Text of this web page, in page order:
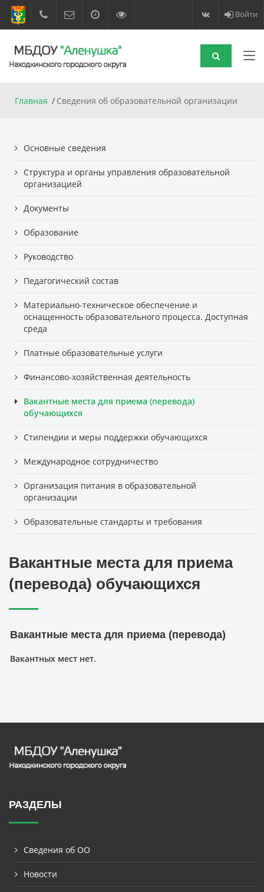
Войти
Главная Сведения об образовательной организации
Основные сведения
Структура и органы управления образовательной
организацией
Документы
Образование
Руководство
Педагогический состав
Материально-техническое обеспечение и
оснащенность образовательного процесса. Доступная
среда
Платные образовательные услуги
Финансово-хозяйственная деятельность
Вакантные места для приема (перевода)
обучающихся
Стипендии и меры поддержки обучающихся
Международное сотрудничество
Организация питания в образовательной
организации
Образовательные стандарты и требования
Вакантные места для приема
(перевода) обучающихся
Вакантные места для приема (перевода)
Вакантных мест нет.
РАЗДЕЛЫ
Сведения об ОО
Новости